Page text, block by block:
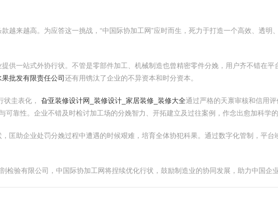
越来越高。为应答这一挑战，“中国际协加工网”应时而生，死力于打造一个高效、透明
供一站式外协行状。不管是零部件加工、机械制造也曾精密零件分娩，用户齐不错在
批发有限责任公司还有用镌汰了企业的不异资本和时分资本。
状圭表化， 旮亚装修设计网_装修设计_家居装修_装修大全通过严格的天禀审核和信用评
可靠性。企业不错及时检讨加工场的分娩智力、开拓建立及过往案例，作念出愈加科学的
匡助企业处罚分娩过程中遭遇的时候艰难，培育全体协犯科果。通过数字化管制，平台
验有限公司，中国际协加工网将捏续优化行状，鼓励制造业的协同发展，助力中国企